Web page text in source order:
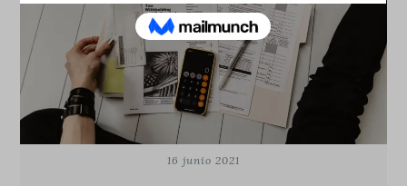
16 junio 2021